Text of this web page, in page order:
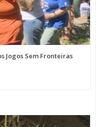
Jogos Sem Fronteiras